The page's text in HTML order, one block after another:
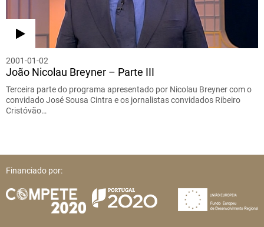
2001-01-02
João Nicolau Breyner – Parte III
Terceira parte do programa apresentado por Nicolau Breyner com o
convidado José Sousa Cintra e os jornalistas convidados Ribeiro
Cristóvão…
Financiado por: